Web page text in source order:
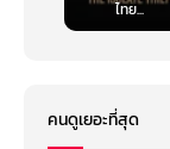
ไทย...
คนดูเยอะที่สุด